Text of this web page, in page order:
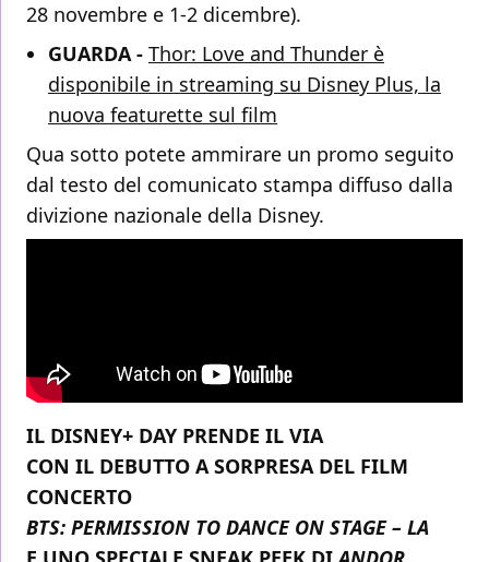
28 novembre e 1-2 dicembre).
GUARDA - Thor: Love and Thunder è
disponibile in streaming su Disney Plus, la
nuova featurette sul film
Qua sotto potete ammirare un promo seguito
dal testo del comunicato stampa diffuso dalla
divizione nazionale della Disney.
IL DISNEY+ DAY PRENDE IL VIA
CON IL DEBUTTO A SORPRESA DEL FILM
CONCERTO
BTS: PERMISSION TO DANCE ON STAGE – LA